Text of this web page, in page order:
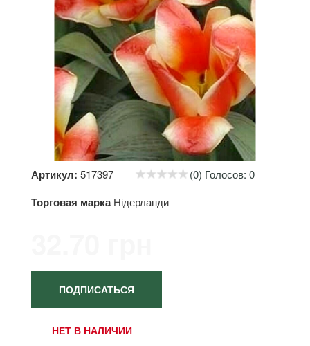
Артикул: 517397 (0) Голосов: 0
Торговая марка Нідерланди
ПОДПИСАТЬСЯ
НЕТ В НАЛИЧИИ